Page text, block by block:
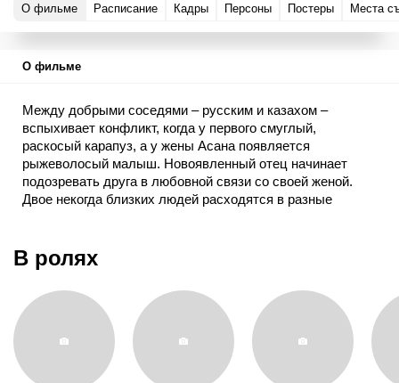
О фильме Расписание Кадры Персоны Постеры Места
О фильме
Между добрыми соседями – русским и казахом –
вспыхивает конфликт, когда у первого смуглый,
раскосый карапуз, а у жены Асана появляется
рыжеволосый малыш. Новоявленный отец начинает
подозревать друга в любовной связи со своей женой.
Двое некогда близких людей расходятся в разные
утерянную дружбу.
В ролях